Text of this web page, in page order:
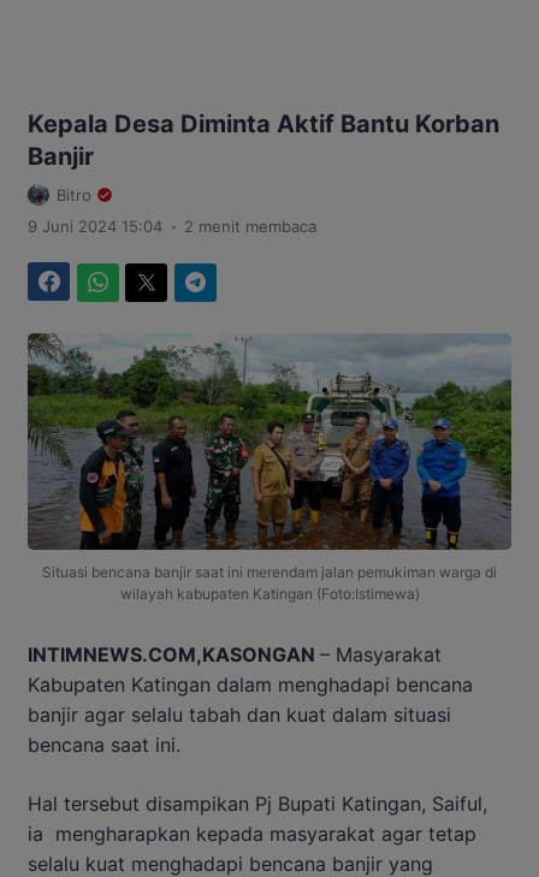
Kepala Desa Diminta Aktif Bantu Korban
Banjir
Bitro
9 Juni 2024 15:04 . 2 menit membaca
Situasi bencana banjir saat ini merendam jalan pemukiman warga di
wilayah kabupaten Katingan (Foto:Istimewa)
INTIMNEWS.COM,KASONGAN – Masyarakat
Kabupaten Katingan dalam menghadapi bencana
banjir agar selalu tabah dan kuat dalam situasi
bencana saat ini.
Hal tersebut disampikan Pj Bupati Katingan, Saiful,
ia mengharapkan kepada masyarakat agar tetap
selalu kuat menghadapi bencana banjir yang